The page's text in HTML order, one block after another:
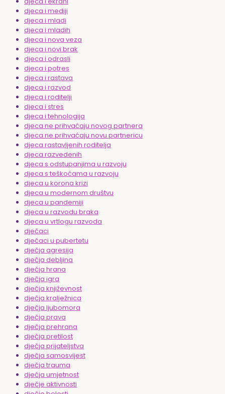
djeca i mediji
djeca i mladi
djeca i mladih
djeca i nova veza
djeca i novi brak
djeca i odrasli
djeca i potres
djeca i rastava
djeca i razvod
djeca i roditelji
djeca i stres
djeca i tehnologija
djeca ne prihvaćaju novog partnera
djeca ne prihvaćaju novu partnericu
djeca rastavljenih roditelja
djeca razvedenih
djeca s odstupanjima u razvoju
djeca s teškoćama u razvoju
djeca u korona krizi
djeca u modernom društvu
djeca u pandemiji
djeca u razvodu braka
djeca u vrtlogu razvoda
dječaci
dječaci u pubertetu
dječja agresija
dječja debljina
dječja hrana
dječja igra
dječja književnost
dječja kralježnica
dječja ljubomora
dječja prava
dječja prehrana
dječja pretilost
dječja prijateljstva
dječja samosvijest
dječja trauma
dječja umjetnost
dječje aktivnosti